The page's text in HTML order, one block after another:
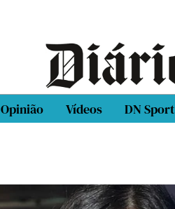
Opinião Vídeos DN Sport